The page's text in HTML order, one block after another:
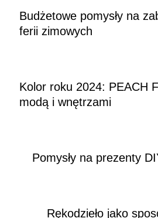
Budżetowe pomysły na
ferii zimowych
Kolor roku 2024: PEACH
modą i wnętrzami
Pomysły na prezenty
Rękodzieło jako